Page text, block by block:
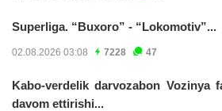
Superliga. “Buxoro” - “Lokomotiv”...
02.08.2026 03:08 7228 47
Kabo-verdelik darvozabon Vozinya
davom ettirishi...